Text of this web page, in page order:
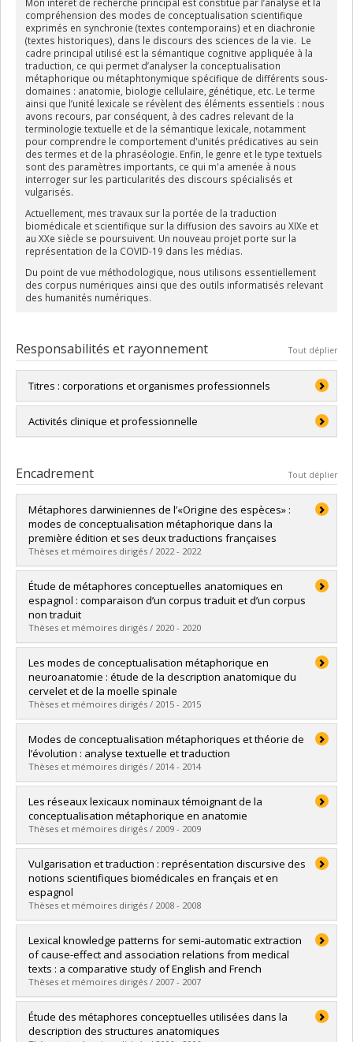
compréhension des modes de conceptualisation scientifique
exprimés en synchronie (textes contemporains) et en diachronie
(textes historiques), dans le discours des sciences de la vie. Le
cadre principal utilisé est la sémantique cognitive appliquée à la
traduction, ce qui permet d’analyser la conceptualisation
métaphorique ou métaphtonymique spécifique de différents sous-
domaines : anatomie, biologie cellulaire, génétique, etc. Le terme
ainsi que l’unité lexicale se révèlent des éléments essentiels : nous
avons recours, par conséquent, à des cadres relevant de la
terminologie textuelle et de la sémantique lexicale, notamment
pour comprendre le comportement d'unités prédicatives au sein
des termes et de la phraséologie. Enfin, le genre et le type textuels
sont des paramètres importants, ce qui m'a amenée à nous
interroger sur les particularités des discours spécialisés et
vulgarisés.
Actuellement, mes travaux sur la portée de la traduction
biomédicale et scientifique sur la diffusion des savoirs au XIXe et
au XXe siècle se poursuivent. Un nouveau projet porte sur la
représentation de la COVID-19 dans les médias.
Du point de vue méthodologique, nous utilisons essentiellement
des corpus numériques ainsi que des outils informatisés relevant
des humanités numériques.
Responsabilités et rayonnement Tout déplier
Titres : corporations et organismes professionnels
Ordre des traducteurs, terminologues et interprètes du
Association canadienne de traductologie (ACT)
Société française d'histoire de la médecine (SFHM)
Activités clinique et professionnelle
Encadrement Tout déplier
Métaphores darwiniennes de l’«Origine des espèces» :
modes de conceptualisation métaphorique dans la
première édition et ses deux traductions françaises
Thèses et mémoires dirigés / 2022 - 2022
Diplômé(e) :Gendron-Pontbriand, Eve-Marie
Cycle :Doctorat
Diplôme obtenu :
Lien vers le document dans Papyrus
Étude de métaphores conceptuelles anatomiques en
espagnol : comparaison d’un corpus traduit et d’un corpus
non traduit
Thèses et mémoires dirigés / 2020 - 2020
Diplômé(e) :San Felipe Donlo, Maria Pilar
Cycle :Maîtrise
Diplôme obtenu :M.A.
Lien vers le document dans Papyrus
Les modes de conceptualisation métaphorique en
neuroanatomie : étude de la description anatomique du
cervelet et de la moelle spinale
Thèses et mémoires dirigés / 2015 - 2015
Diplômé(e) :Gingras Harvey, Mariane
Cycle :Maîtrise
Diplôme obtenu :M.A.
Lien vers le document dans Papyrus
Modes de conceptualisation métaphoriques et théorie de
l’évolution : analyse textuelle et traduction
Thèses et mémoires dirigés / 2014 - 2014
Diplômé(e) :Gendron-Pontbriand, Eve-Marie
Cycle :Maîtrise
Diplôme obtenu :M.A.
Lien vers le document dans Papyrus
Les réseaux lexicaux nominaux témoignant de la
conceptualisation métaphorique en anatomie
Thèses et mémoires dirigés / 2009 - 2009
Diplômé(e) : Labelle, Mélanie
Cycle :Maîtrise
Diplôme obtenu :
Lien vers le document dans Papyrus
Vulgarisation et traduction : représentation discursive des
notions scientifiques biomédicales en français et en
espagnol
Thèses et mémoires dirigés / 2008 - 2008
Diplômé(e) :Raffo, Mariana
Cycle :Maîtrise
Diplôme obtenu :M.A.
Lien vers le document dans Papyrus
Lexical knowledge patterns for semi-automatic extraction
of cause-effect and association relations from medical
texts : a comparative study of English and French
Thèses et mémoires dirigés / 2007 - 2007
Diplômé(e) :Marshman, Elizabeth
Cycle :Doctorat
Étude des métaphores conceptuelles utilisées dans la
description des structures anatomiques